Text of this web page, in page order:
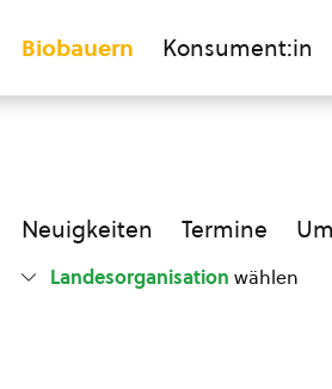
Biobauern Konsument:in
Neuigkeiten Termine
Landesorganisation wählen